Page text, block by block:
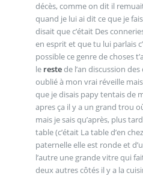
quand je lui ai dit ce que je
disait que c’était Des
en esprit et que tu lui parlais
possible ce genre de choses
le restede l’an discussion des
oublié à mon vrai réveille mais je sais que d’apres Ce
que je disais papy tentais de
apres ça il y a un grand trou
mais je sais qu’après, plus
table (c’était La table d’en chez ma grand-mère
paternelle elle est ronde et
l’autre une grande vitre qui
deux autres côtés il y a la